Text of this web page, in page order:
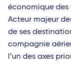
économique des
Acteur majeur
de ses
compagnie
l’un des axes